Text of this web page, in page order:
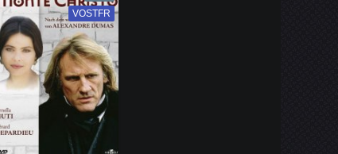
VF
VOSTFR